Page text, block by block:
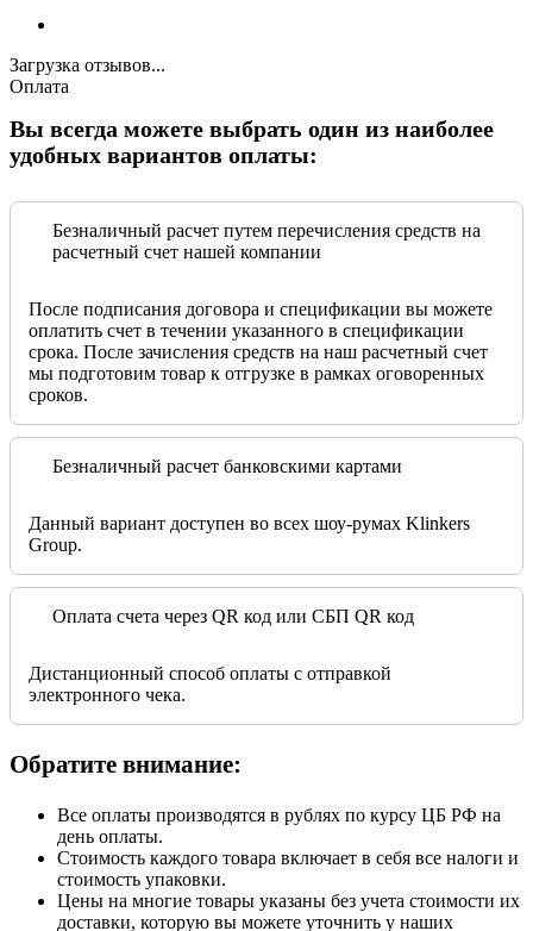
Загрузка отзывов...
Оплата
Вы всегда можете выбрать один из наиболее
удобных вариантов оплаты:
Безналичный расчет путем перечисления средств на
расчетный счет нашей компании
После подписания договора и спецификации вы можете
оплатить счет в течении указанного в спецификации
срока. После зачисления средств на наш расчетный счет
мы подготовим товар к отгрузке в рамках оговоренных
сроков.
Безналичный расчет банковскими картами
Данный вариант доступен во всех шоу-румах Klinkers
Group.
Оплата счета через QR код или СБП QR код
Дистанционный способ оплаты с отправкой
электронного чека.
Обратите внимание:
Все оплаты производятся в рублях по курсу ЦБ РФ на
день оплаты.
Стоимость каждого товара включает в себя все налоги и
стоимость упаковки.
Цены на многие товары указаны без учета стоимости их
доставки, которую вы можете уточнить у наших